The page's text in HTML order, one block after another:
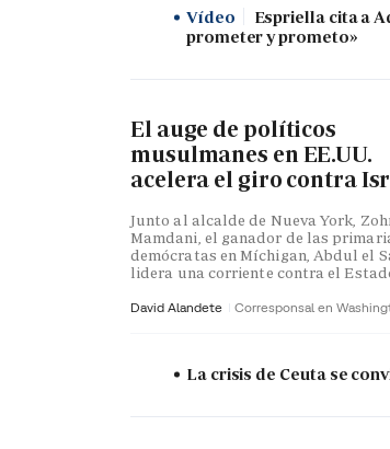
Vídeo
Espriella cita a
prometer y prometo»
El auge de políticos
musulmanes en EE.UU.
acelera el giro contra
Junto al alcalde de Nueva York,
Mamdani, el ganador de las
demócratas en Míchigan, Abdul el
lidera una corriente contra el
David Alandete Corresponsal en
La crisis de Ceuta se